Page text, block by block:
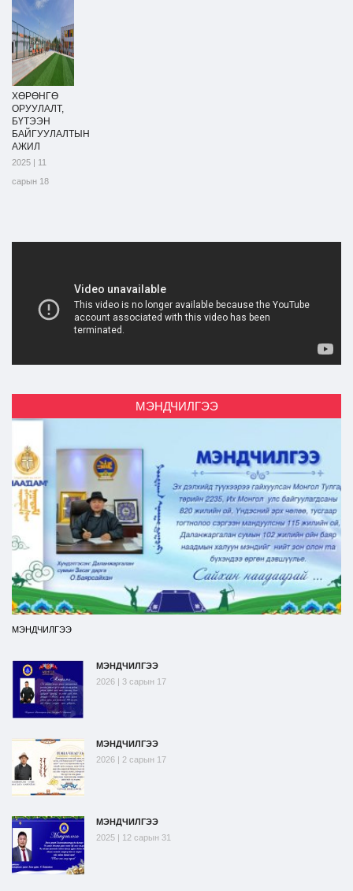
ХӨРӨНГӨ
ОРУУЛАЛТ,
БҮТЭЭН
БАЙГУУЛАЛТЫН
АЖИЛ
2025 | 11
сарын 18
МЭНДЧИЛГЭЭ
МЭНДЧИЛГЭЭ
МЭНДЧИЛГЭЭ
2026 | 3 сарын 17
МЭНДЧИЛГЭЭ
2026 | 2 сарын 17
МЭНДЧИЛГЭЭ
2025 | 12 сарын 31